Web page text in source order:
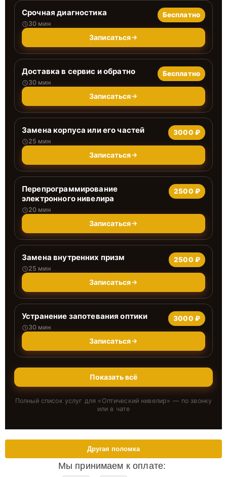
Срочная диагностика
30 мин
Бесплатно
Записаться
Доставка в сервис и обратно
30 мин
Бесплатно
Записаться
Замена корпуса или его частей
25 мин
3000 ₽
Записаться
Перепрограммирование
электронного нивелира
20 мин
2500 ₽
Записаться
Замена внутренних призм
25 мин
2500 ₽
Записаться
Устранение запотевания оптики
30 мин
3000 ₽
Записаться
Показать всё
Полный список услуг для « Оптический нивелир» — по звонку
или в чате
Мы принимаем к оплате:
Другая поломка